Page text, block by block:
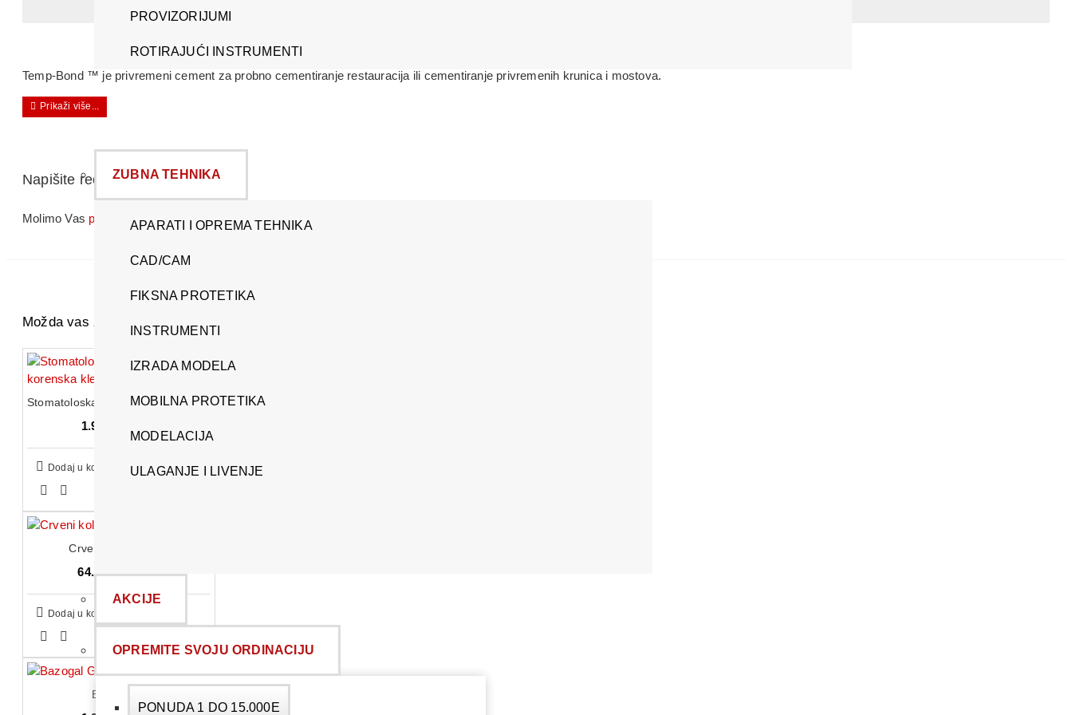
PROVIZORIJUMI
ROTIRAJUĆI INSTRUMENTI
ZUBNA TEHNIKA
APARATI I OPREMA TEHNIKA
CAD/CAM
FIKSNA PROTETIKA
INSTRUMENTI
IZRADA MODELA
MOBILNA PROTETIKA
MODELACIJA
ULAGANJE I LIVENJE
AKCIJE
OPREMITE SVOJU ORDINACIJU
PONUDA 1 DO 15.000E
Temp-Bond ™ je privremeni cement za probno cementiranje restauracija ili cementiranje privremenih krunica i mostova.
Napišite recenziju
Molimo Vas prijavite seili seregistrujteda biste napisali recenziju.
Možda vas zanima i ovo...
Stomatoloska klesta - Gornja korenska klešta
1.996,00 RSD
Dodaj u korpu
Crveni kolenjak 1:5
64.240,00 RSD
Dodaj u korpu
Bazogal G